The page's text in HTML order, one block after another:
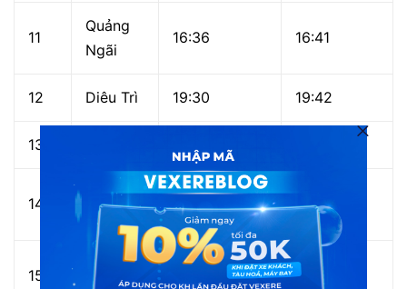
11
Quảng
Ngãi
16:36 16:41
12 Diêu Trì 19:30 19:42
13
14
Nha
Trang
23:07 23:14
15
Tháp
00:53